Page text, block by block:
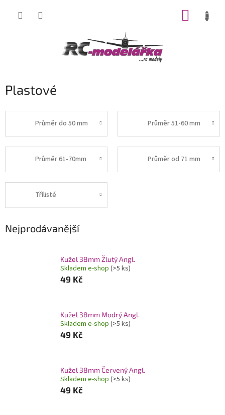
Plastové
Průměr do 50 mm Průměr 51-60 mm
Průměr 61-70mm Průměr od 71 mm
Třílisté
Nejprodávanější
Kužel 38mm Žlutý Angl.
Skladem e-shop (>5 ks)
49 Kč
Kužel 38mm Modrý Angl.
Skladem e-shop (>5 ks)
49 Kč
Kužel 38mm Červený Angl.
Skladem e-shop (>5 ks)
49 Kč